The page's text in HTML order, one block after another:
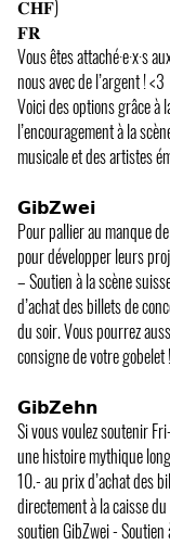
𝐂𝐇𝐅)
𝐅𝐑
Vous êtes attaché·e·x·s
nous avec de l’argent ! <3
Voici des options grâce à
l’encouragement à la
musicale et des artistes
𝗚𝗶𝗯𝗭𝘄𝗲𝗶
Pour pallier au manque
pour développer leurs
– Soutien à la scène
d’achat des billets de
du soir. Vous pourrez
consigne de votre gobelet !
𝗚𝗶𝗯𝗭𝗲𝗵𝗻
Si vous voulez soutenir
une histoire mythique
10.- au prix d’achat des
directement à la caisse
soutien GibZwei - Soutien